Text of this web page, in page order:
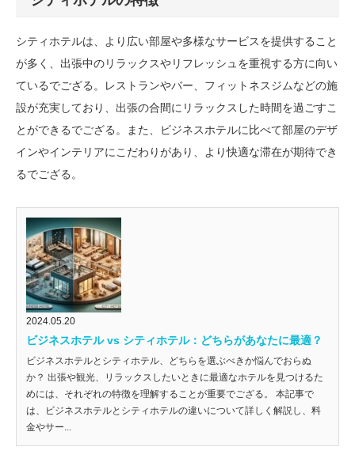
シティホテルは、より広い部屋や多様なサービスを提供すること
が多く、出張中のリラックスやリフレッシュを重視する方に向い
ているでござる。レストランやバー、フィットネスジムなどの施
設が充実しており、出張の合間にリラックスした時間を過ごすこ
とができるでござる。また、ビジネスホテルに比べて部屋のデザ
インやインテリアにこだわりがあり、より快適な滞在が期待でき
るでござる。
2024.05.20
ビジネスホテル vs シティホテル：どちらがあなたに最適？
ビジネスホテルとシティホテル、どちらを選ぶべきか悩んでおらぬ
か？ 出張や観光、リラックスしたいときに最適なホテルを見つけるた
めには、それぞれの特徴を理解することが重要でござる。 本記事で
は、ビジネスホテルとシティホテルの違いについて詳しく解説し、料
金やサー...